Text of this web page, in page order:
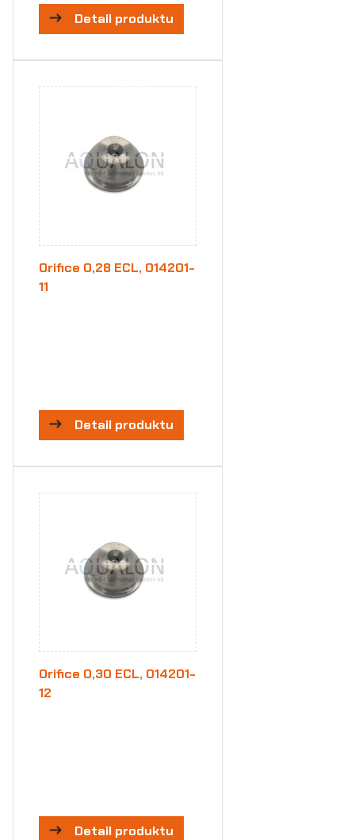
Detail produktu
Orifice 0,28 ECL, 014201-
11
Detail produktu
Orifice 0,30 ECL, 014201-
12
Detail produktu